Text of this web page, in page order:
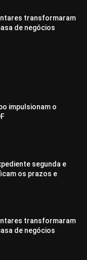
transformaram
de negócios
impulsionam o
segunda e
os prazos e
transformaram
de negócios